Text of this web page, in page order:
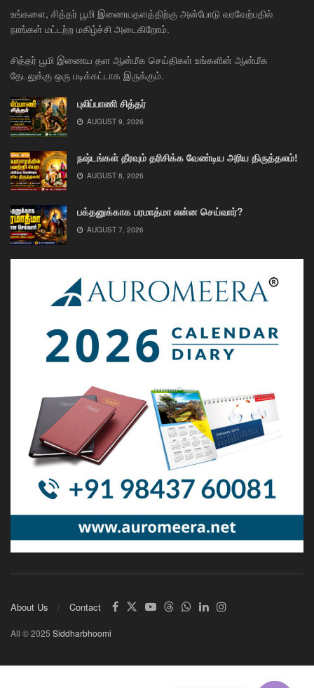
உங்களை, சித்தர் பூமி இணையதளத்திற்கு அன்போடு வரவேற்பதில்
நாங்கள் மட்டற்ற மகிழ்ச்சி அடைகிறோம்.
சித்தர் பூமி இணைய தள ஆன்மீக செய்திகள் உங்களின் ஆன்மீக
தேடலுக்கு ஒரு படிக்கட்டாக இருக்கும்.
புலிப்பாணி சித்தர்
AUGUST 9, 2026
நஷ்டங்கள் தீரவும் தரிசிக்க வேண்டிய அரிய திருத்தலம்!
AUGUST 8, 2026
பக்தனுக்காக பரமாத்மா என்ன செய்வார்?
AUGUST 7, 2026
About Us Contact
All © 2025 Siddharbhoomi